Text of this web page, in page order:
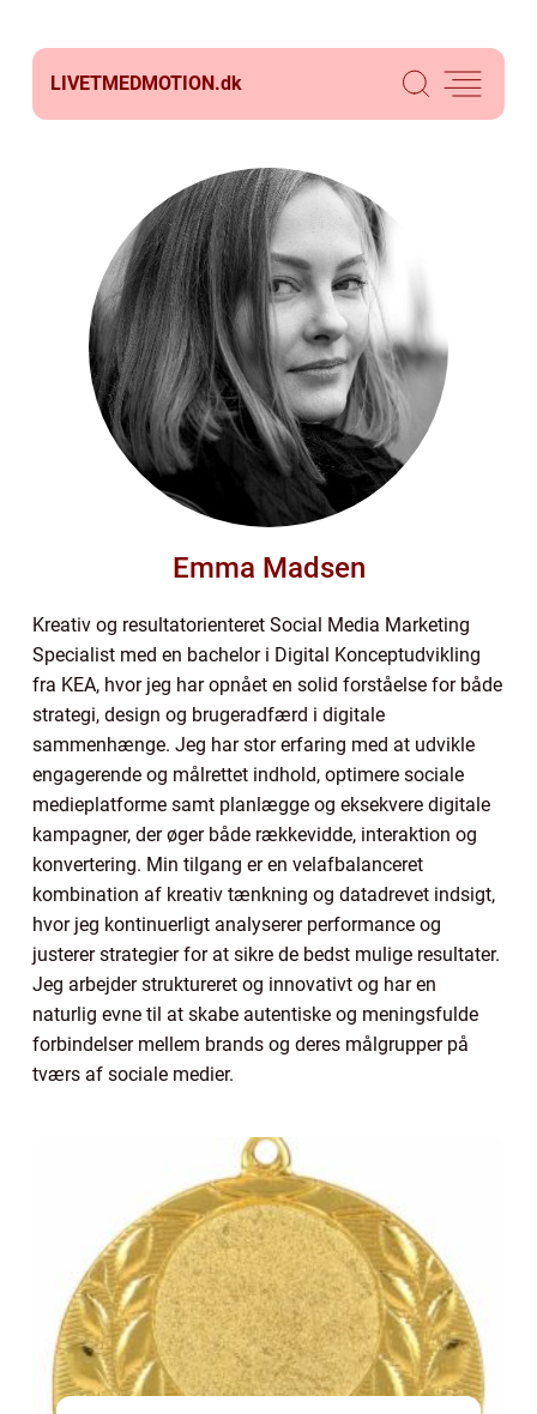
LIVETMEDMOTION.dk
Emma Madsen
Kreativ og resultatorienteret Social Media Marketing
Specialist med en bachelor i Digital Konceptudvikling
fra KEA, hvor jeg har opnået en solid forståelse for både
strategi, design og brugeradfærd i digitale
sammenhænge. Jeg har stor erfaring med at udvikle
engagerende og målrettet indhold, optimere sociale
medieplatforme samt planlægge og eksekvere digitale
kampagner, der øger både rækkevidde, interaktion og
konvertering. Min tilgang er en velafbalanceret
kombination af kreativ tænkning og datadrevet indsigt,
hvor jeg kontinuerligt analyserer performance og
justerer strategier for at sikre de bedst mulige resultater.
Jeg arbejder struktureret og innovativt og har en
naturlig evne til at skabe autentiske og meningsfulde
forbindelser mellem brands og deres målgrupper på
tværs af sociale medier.